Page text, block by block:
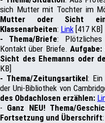
sich Mutter mit Tochter im
Mutter oder Sicht
Klassenarbeiten: Link [417 KB]
- Thema/Briefe: Plötzliches
Kontakt über Briefe.
Sicht des Ehemanns oder
KB]
- Thema/Zeitungsartikel:
der Uni-Bibliothek von
des Obdachlosen erzählen:
- Ganz NEU! Thema/
Fortsetzung und Überschrift: